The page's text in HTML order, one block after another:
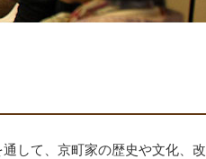
して、京町家の歴史や文化、改